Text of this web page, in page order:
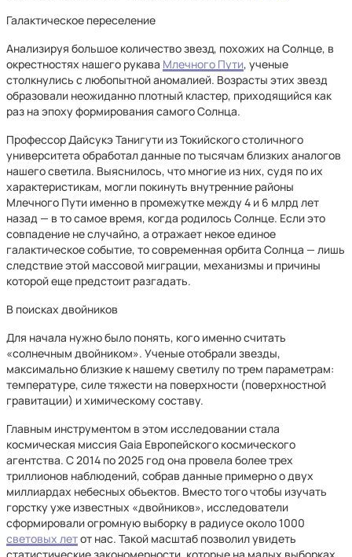
Галактическое переселение
Анализируя большое количество звезд, похожих на Солнце, в
окрестностях нашего рукава Млечного Пути, ученые
столкнулись с любопытной аномалией. Возрасты этих звезд
образовали неожиданно плотный кластер, приходящийся как
раз на эпоху формирования самого Солнца.
Профессор Дайсукэ Танигути из Токийского столичного
университета обработал данные по тысячам близких аналогов
нашего светила. Выяснилось, что многие из них, судя по их
характеристикам, могли покинуть внутренние районы
Млечного Пути именно в промежутке между 4 и 6 млрд лет
назад — в то самое время, когда родилось Солнце. Если это
совпадение не случайно, а отражает некое единое
галактическое событие, то современная орбита Солнца — лишь
следствие этой массовой миграции, механизмы и причины
которой еще предстоит разгадать.
В поисках двойников
Для начала нужно было понять, кого именно считать
«солнечным двойником». Ученые отобрали звезды,
максимально близкие к нашему светилу по трем параметрам:
температуре, силе тяжести на поверхности (поверхностной
гравитации) и химическому составу.
Главным инструментом в этом исследовании стала
космическая миссия Gaia Европейского космического
агентства. С 2014 по 2025 год она провела более трех
триллионов наблюдений, собрав данные примерно о двух
миллиардах небесных объектов. Вместо того чтобы изучать
горстку уже известных «двойников», исследователи
сформировали огромную выборку в радиусе около 1000
световых летот нас. Такой масштаб позволил увидеть